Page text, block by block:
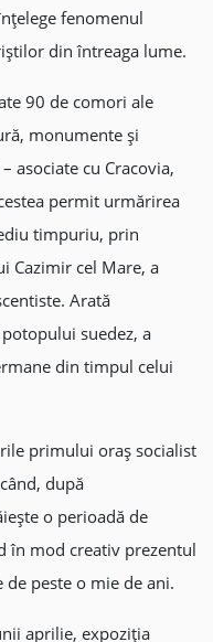
fenomenul
din întreaga lume.
90 de comori ale
monumente și
asociate cu Cracovia,
permit urmărirea
timpuriu, prin
Cazimir cel Mare, a
Arată
suedez, a
din timpul celui
primului oraș socialist
după
o perioadă de
în mod creativ prezentul
peste o mie de ani.
aprilie, expoziția